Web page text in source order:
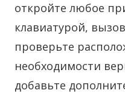
откройте любое
клавиатурой,
проверьте
необходимости
добавьте